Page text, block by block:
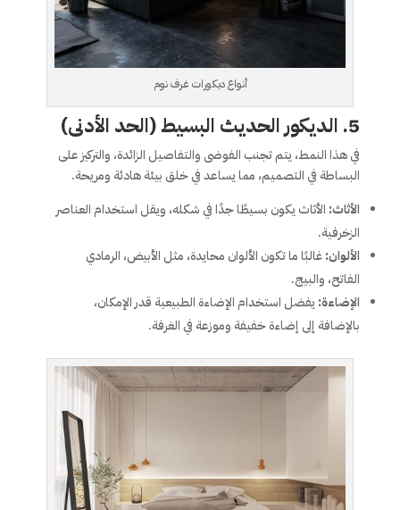
أنواع ديكورات غرف نوم
5. الديكور الحديث البسيط (الحد الأدنى)
في هذا النمط، يتم تجنب الفوضى والتفاصيل الزائدة، والتركيز على
البساطة في التصميم، مما يساعد في خلق بيئة هادئة ومريحة.
الأثاث: الأثاث يكون بسيطًا جدًا في شكله، ويقل استخدام العناصر
الزخرفية.
الألوان:غالبًا ما تكون الألوان محايدة، مثل الأبيض، الرمادي
الفاتح، والبيج.
الإضاءة: يفضل استخدام الإضاءة الطبيعية قدر الإمكان،
بالإضافة إلى إضاءة خفيفة وموزعة في الغرفة.